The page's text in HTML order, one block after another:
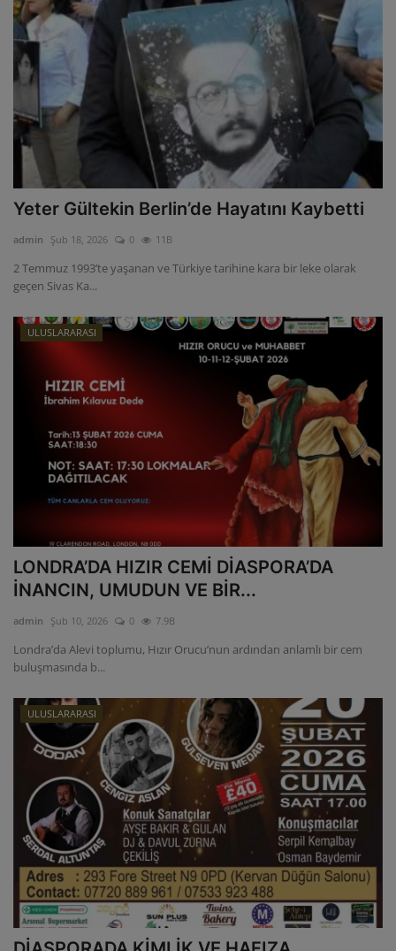
Yeter Gültekin Berlin’de Hayatını Kaybetti
admin Şub 18, 2026 0 11B
2 Temmuz 1993’te yaşanan ve Türkiye tarihine kara bir leke olarak
geçen Sivas Ka...
ULUSLARARASI
LONDRA’DA HIZIR CEMİ DİASPORA’DA
İNANCIN, UMUDUN VE BİR...
admin Şub 10, 2026 0 7.9B
Londra’da Alevi toplumu, Hızır Orucu’nun ardından anlamlı bir cem
buluşmasında b...
ULUSLARARASI